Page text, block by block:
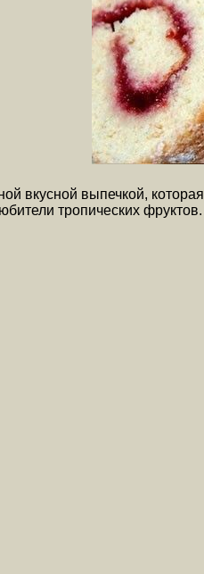
вкусной выпечкой,
тропических фруктов.